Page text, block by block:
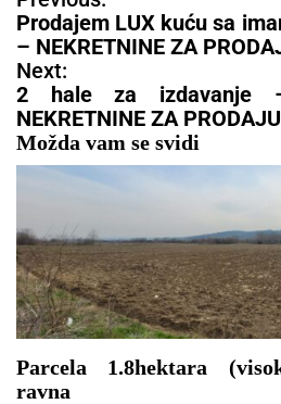
a
v
i
g
a
c
i
č
l
a
n
a
k
a
Prodajem LUX kuću sa
– NEKRETNINE ZA
Next:
2 hale za izdavanje
NEKRETNINE ZA PRODAJU
Možda vam se svidi
Parcela 1.8hektara
ravna